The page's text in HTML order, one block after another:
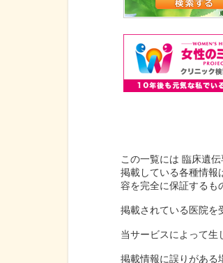
この一覧には 臨床遺
掲載している各種情報
容を完全に保証するも
掲載されている医院を
当サービスによって生
掲載情報に誤りがある